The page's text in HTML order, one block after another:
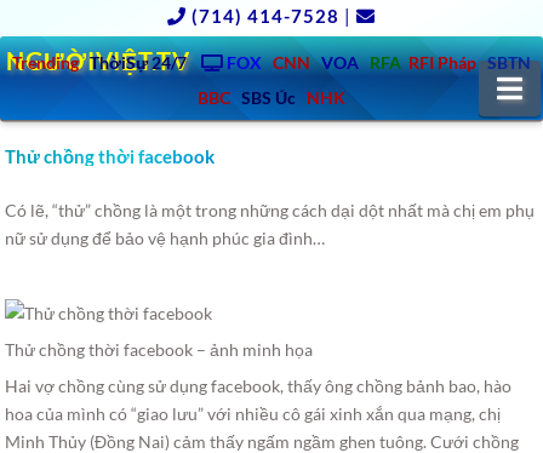
(714) 414-7528 |
Trending ThờiSự 24/7 FOX CNN VOA RFA RFI Pháp SBTN
BBC SBS Úc NHK
NGƯỜIVIỆT.TV
Thử chồng thời facebook
Có lẽ, “thử” chồng là một trong những cách dại dột nhất mà chị em phụ
nữ sử dụng để bảo vệ hạnh phúc gia đình…
Thử chồng thời facebook – ảnh minh họa
Hai vợ chồng cùng sử dụng facebook, thấy ông chồng bảnh bao, hào
hoa của mình có “giao lưu” với nhiều cô gái xinh xắn qua mạng, chị
Minh Thủy (Đồng Nai) cảm thấy ngấm ngầm ghen tuông. Cưới chồng